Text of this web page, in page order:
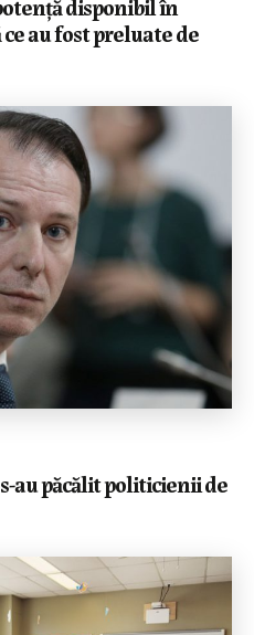
au fost preluate de
au păcălit politicienii de